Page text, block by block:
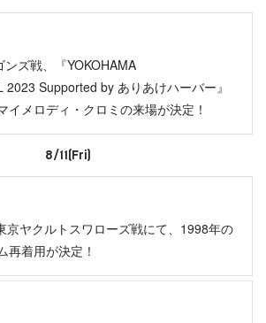
ズ戦、『YOKOHAMA
Supported by ありあけハーバー』
イメロディ・クロミの来場が決定！
8/11(Fri)
京ヤクルトスワローズ戦にて、1998年の
再着用が決定！